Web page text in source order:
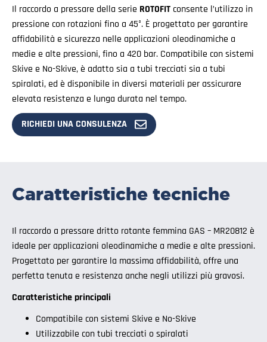
Il raccordo a pressare della serie ROTOFIT consente l’utilizzo in
pressione con rotazioni fino a 45°. È progettato per garantire
affidabilità e sicurezza nelle applicazioni oleodinamiche a
medie e alte pressioni, fino a 420 bar. Compatibile con sistemi
Skive e No-Skive, è adatto sia a tubi trecciati sia a tubi
spiralati, ed è disponibile in diversi materiali per assicurare
elevata resistenza e lunga durata nel tempo.
RICHIEDI UNA CONSULENZA
Caratteristiche tecniche
Il raccordo a pressare dritto rotante femmina GAS – MR20812 è
ideale per applicazioni oleodinamiche a medie e alte pressioni.
Progettato per garantire la massima affidabilità, offre una
perfetta tenuta e resistenza anche negli utilizzi più gravosi.
Caratteristiche principali
Compatibile con sistemi Skive e No-Skive
Utilizzabile con tubi trecciati o spiralati